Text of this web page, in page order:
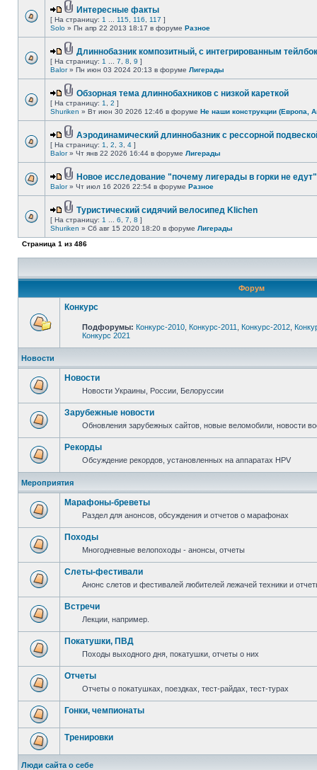
Интересные факты
[ На страницу: 1 115 116 117 ]
Solo » Пн апр 22 2013 18:17 в форуме Разное
Длиннобазник композитный, с интегрированным
[ На страницу: 1 7 8 9 ]
Balor» Пн июн 03 2024 20:13 в форуме Лигерады
Обзорная тема длиннобахников с низкой кареткой
[ На страницу: 1 2 ]
Shuriken » Вт июн 30 2026 12:46 в форуме Не наши конструкции (Европа,
Аэродинамический длиннобазник с рессорной
[ На страницу: 1 2 3 4 ]
Balor» Чт янв 22 2026 16:44 в форуме Лигерады
Новое исследование "почему лигерады в горки не
Balor» Чт июл 16 2026 22:54 в форуме Разное
Туристический сидячий велосипед Klichen
[ На страницу: 1 6 7 8 ]
Shuriken » Сб авг 15 2020 18:20 в форуме Лигерады
Страница 1 из 486
Форум
Конкурс
Подфорумы: Конкурс-2010 Конкурс-2011 Конкурс-2012
Конкурс 2021
Новости
Новости
Новости Украины, России, Белоруссии
Зарубежные новости
Обновления зарубежных сайтов, новые веломобили, новости
Рекорды
Обсуждение рекордов, установленных на аппаратах HPV
Мероприятия
Марафоны-бреветы
Раздел для анонсов, обсуждения и отчетов о марафонах
Походы
Многодневные велопоходы - анонсы, отчеты
Слеты-фестивали
Анонс слетов и фестивалей любителей лежачей техники и
Встречи
Лекции, например.
Покатушки, ПВД
Походы выходного дня, покатушки, отчеты о них
Отчеты
Отчеты о покатушках, поездках, тест-райдах, тест-турах
Гонки, чемпионаты
Тренировки
Люди сайта о себе